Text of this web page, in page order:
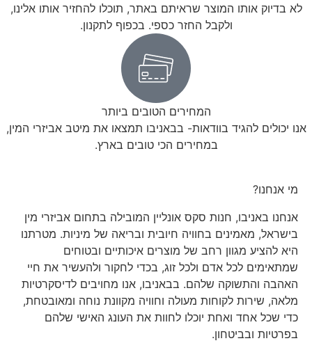
לא בדיוק אותו המוצר שראיתם באתר, תוכלו להחזיר אותו אלינו,
ולקבל החזר כספי. בכפוף לתקנון.
המחירים הטובים ביותר
אנו יכולים להגיד בוודאות- בבאניבו תמצאו את מיטב אביזרי המין,
במחירים הכי טובים בארץ.
מי אנחנו?
אנחנו באניבו, חנות סקס אונליין המובילה בתחום אביזרי מין
בישראל, מאמינים בחוויה חיובית ובריאה של מיניות. מטרתנו
היא להציע מגוון רחב של מוצרים איכותיים ובטוחים
שמתאימים לכל אדם ולכל זוג, בכדי לחקור ולהעשיר את חיי
האהבה והתשוקה שלהם. בבאניבו, אנו מחויבים לדיסקרטיות
מלאה, שירות לקוחות מעולה וחוויה מקוונת נוחה ומאובטחת,
כדי שכל אחד ואחת יוכלו לחוות את העונג האישי שלהם
בפרטיות ובביטחון.